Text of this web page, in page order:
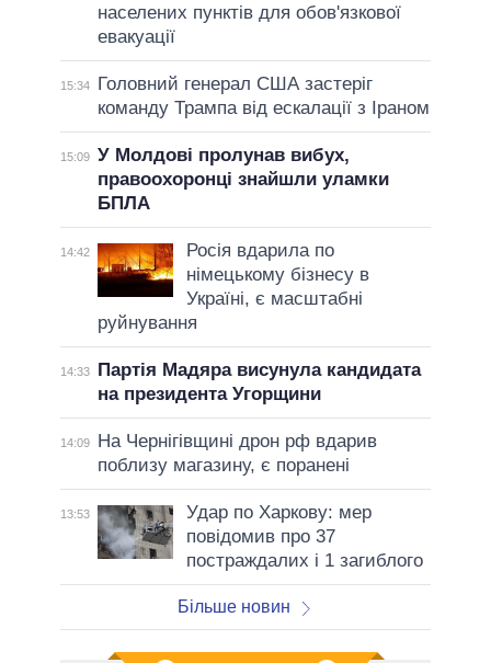
населених пунктів для обов'язкової
евакуації
15:34
Головний генерал США застеріг
команду Трампа від ескалації з Іраном
15:09 У Молдові пролунав вибух,
правоохоронці знайшли уламки
БПЛА
14:42
Росія вдарила по
німецькому бізнесу в
Україні, є масштабні
руйнування
14:33
Партія Мадяра висунула кандидата
на президента Угорщини
14:09
На Чернігівщині дрон рф вдарив
поблизу магазину, є поранені
13:53
Удар по Харкову: мер
повідомив про 37
постраждалих і 1 загиблого
Більше новин